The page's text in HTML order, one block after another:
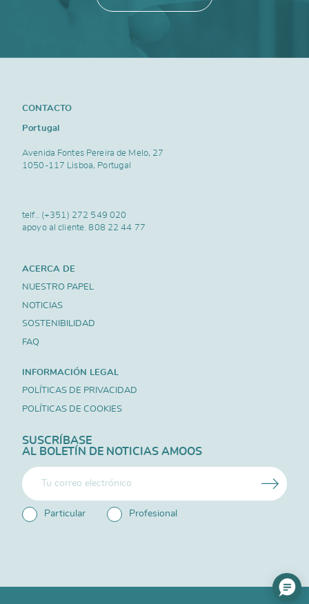
CONTACTO
Portugal
Avenida Fontes Pereira de Melo, 27
1050-117 Lisboa, Portugal
telf.. (+351) 272 549 020
apoyo al cliente.808 22 44 77
ACERCA DE
NUESTRO PAPEL
NOTICIAS
SOSTENIBILIDAD
FAQ
INFORMACIÓN LEGAL
POLÍTICAS DE PRIVACIDAD
POLÍTICAS DE COOKIES
SUSCRÍBASE
AL BOLETÍN DE NOTICIAS AMOOS
Particular Profesional